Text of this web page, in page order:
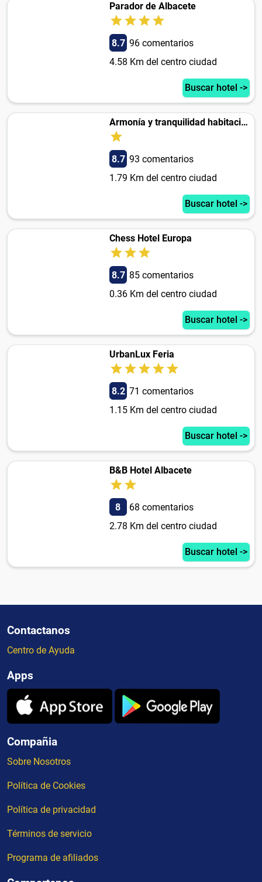
Parador de Albacete
8.7 96 comentarios
4.58 Km del centro ciudad
Buscar hotel ->
Armonía y tranquilidad habitaciones
8.7 93 comentarios
1.79 Km del centro ciudad
Buscar hotel ->
Chess Hotel Europa
8.7 85 comentarios
0.36 Km del centro ciudad
Buscar hotel ->
UrbanLux Feria
8.2 71 comentarios
1.15 Km del centro ciudad
Buscar hotel ->
B&B Hotel Albacete
8
68 comentarios
2.78 Km del centro ciudad
Buscar hotel ->
Contactanos
Centro de Ayuda
Apps
Compañia
Sobre Nosotros
Política de Cookies
Política de privacidad
Términos de servicio
Programa de afiliados